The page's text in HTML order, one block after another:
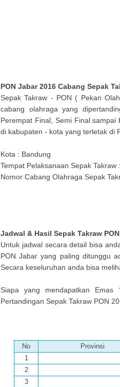
PON Jabar 2016 Cabang Sepak
Sepak Takraw - PON ( Pekan
cabang olahraga yang
Perempat Final, Semi Final
di kabupaten - kota yang terletak di
Kota : Bandung
Tempat Pelaksanaan Sepak Takraw :
Nomor Cabang Olahraga Sepak
Jadwal & Hasil Sepak Takraw
Untuk jadwal secara detail bisa
PON Jabar yang paling ditunggu
Secara keseluruhan anda bisa
Siapa yang mendapatkan
Pertandingan Sepak Takraw PON
No Provinsi
1
2
3